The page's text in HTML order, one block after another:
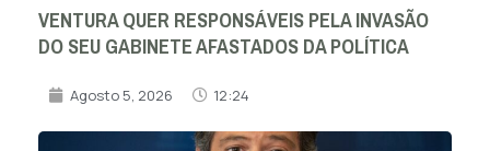
VENTURA QUER RESPONSÁVEIS PELA INVASÃO
DO SEU GABINETE AFASTADOS DA POLÍTICA
Agosto 5, 2026 12:24